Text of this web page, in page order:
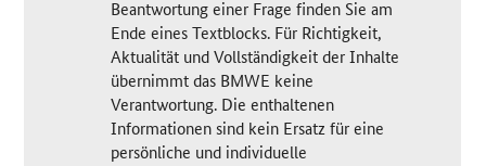
Beantwortung einer Frage finden Sie am
Ende eines Textblocks. Für Richtigkeit,
Aktualität und Vollständigkeit der Inhalte
übernimmt das BMWE keine
Verantwortung. Die enthaltenen
Informationen sind kein Ersatz für eine
persönliche und individuelle